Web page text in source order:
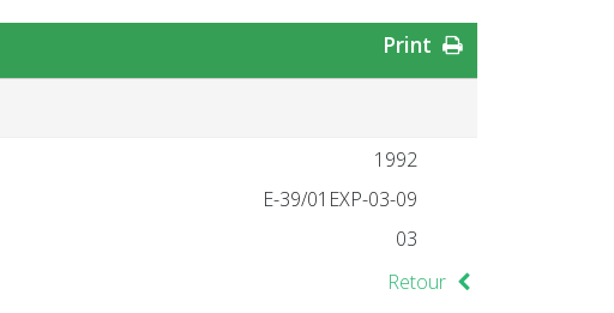
1992
03-09-E-39/01EXP
03
Retour